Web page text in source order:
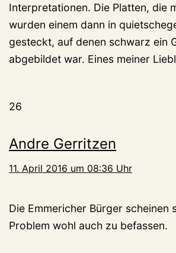
Interpretationen. Die Platten, die
wurden einem dann in
gesteckt, auf denen schwarz ein
abgebildet war. Eines meiner
26
Andre Gerritzen
11. April 2016 um 08:36 Uhr
Die Emmericher Bürger scheinen
Problem wohl auch zu befassen.